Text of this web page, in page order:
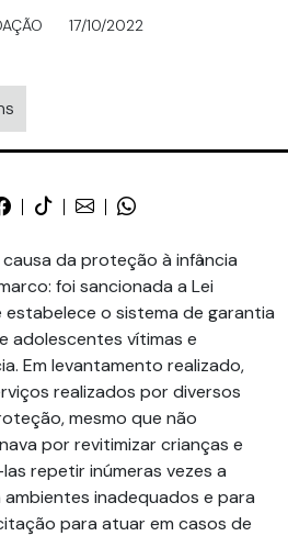
17/10/2022
causa da proteção à infância
foi sancionada a Lei
estabelece o sistema de garantia
adolescentes vítimas e
Em levantamento realizado,
realizados por diversos
mesmo que não
por revitimizar crianças e
repetir inúmeras vezes a
inadequados e para
para atuar em casos de